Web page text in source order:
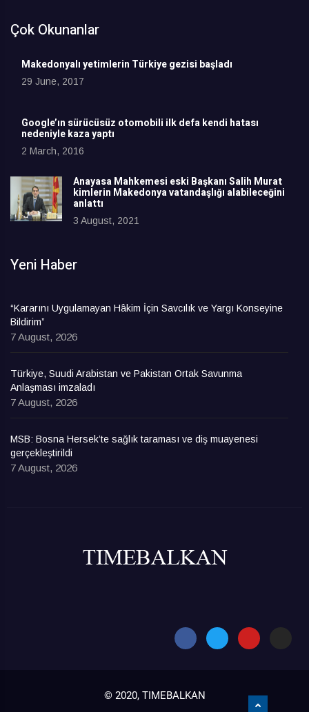
Çok Okunanlar
Makedonyalı yetimlerin Türkiye gezisi başladı
29 June, 2017
Google’ın sürücüsüz otomobili ilk defa kendi hatası
nedeniyle kaza yaptı
2 March, 2016
Anayasa Mahkemesi eski Başkanı Salih Murat
kimlerin Makedonya vatandaşlığı alabileceğini
anlattı
3 August, 2021
Yeni Haber
“Kararını Uygulamayan Hâkim İçin Savcılık ve Yargı Konseyine
Bildirim”
7 August, 2026
Türkiye, Suudi Arabistan ve Pakistan Ortak Savunma
Anlaşması imzaladı
7 August, 2026
MSB: Bosna Hersek’te sağlık taraması ve diş muayenesi
gerçekleştirildi
7 August, 2026
© 2020, TIMEBALKAN